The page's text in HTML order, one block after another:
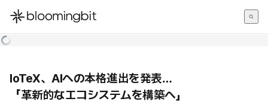
한국어
IoTeX、AIへの本格進出を発表…
「革新的なエコシステムを構築へ」